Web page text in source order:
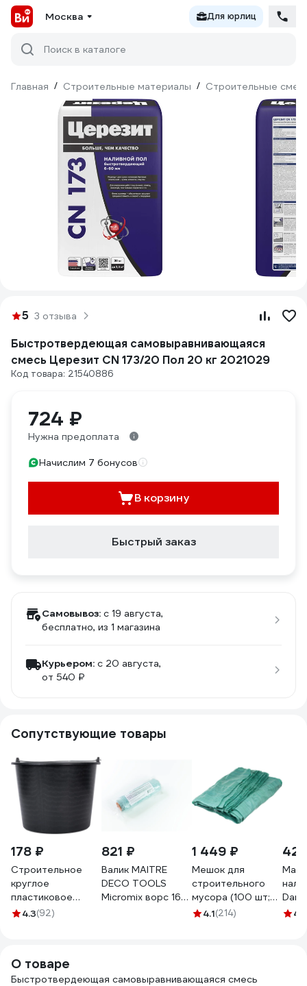
Москва Для юрлиц
Поиск в каталоге
Главная / Строительные материалы / Строительные
5 3 отзыва
Быстротвердеющая самовыравнивающаяся
смесь Церезит CN 173/20 Пол 20 кг 2021029
Код товара: 21540886
724 ₽
Нужна предоплата
Начислим 7 бонусов
В корзину
Быстрый заказ
Самовывоз: c 19 августа,
бесплатно, из 1 магазина
Курьером: c 20 августа,
от 540 ₽
Сопутствующие товары
178 ₽
Строительное
круглое
пластиковое
ведро ЕЗПИ 20 л
4.3(92)
821 ₽
Валик MAITRE
DECO TOOLS
Micromix ворс 16
1 449 ₽
Мешок для
строительного
мусора (100 шт;
55х95 см;
4.1(214) 4.8
О товаре
Быстротвердеющая самовыравнивающаяся смесь